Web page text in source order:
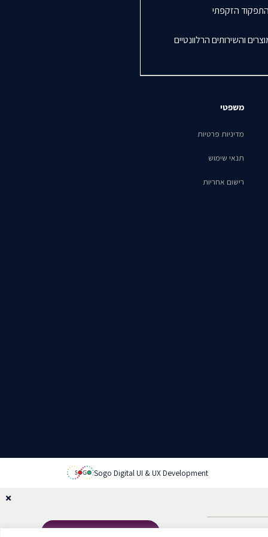
הזקפתי
והשירותים הרלוונטיים
משפטי
מדיניות פרטיות
תנאי שימוש
רישום אחריות
Sogo Digital UI & UX Development